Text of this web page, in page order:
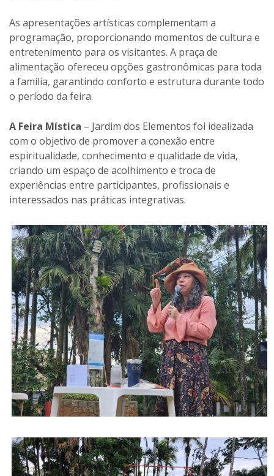
As apresentações artísticas complementam a
programação, proporcionando momentos de cultura e
entretenimento para os visitantes. A praça de
alimentação ofereceu opções gastronômicas para toda
a família, garantindo conforto e estrutura durante todo
o período da feira.
A Feira Mística – Jardim dos Elementos foi idealizada
com o objetivo de promover a conexão entre
espiritualidade, conhecimento e qualidade de vida,
criando um espaço de acolhimento e troca de
experiências entre participantes, profissionais e
interessados nas práticas integrativas.